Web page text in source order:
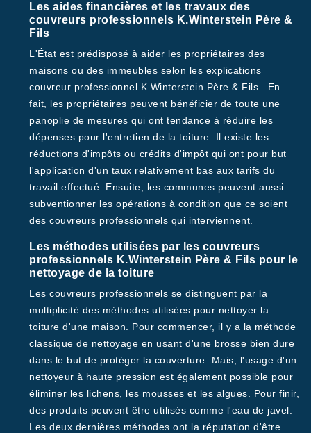
Les aides financières et les travaux des
couvreurs professionnels K.Winterstein Père &
Fils
L'État est prédisposé à aider les propriétaires des
maisons ou des immeubles selon les explications
couvreur professionnel K.Winterstein Père & Fils . En
fait, les propriétaires peuvent bénéficier de toute une
panoplie de mesures qui ont tendance à réduire les
dépenses pour l'entretien de la toiture. Il existe les
réductions d'impôts ou crédits d'impôt qui ont pour but
l'application d'un taux relativement bas aux tarifs du
travail effectué. Ensuite, les communes peuvent aussi
subventionner les opérations à condition que ce soient
des couvreurs professionnels qui interviennent.
Les méthodes utilisées par les couvreurs
professionnels K.Winterstein Père & Fils pour le
nettoyage de la toiture
Les couvreurs professionnels se distinguent par la
multiplicité des méthodes utilisées pour nettoyer la
toiture d'une maison. Pour commencer, il y a la méthode
classique de nettoyage en usant d'une brosse bien dure
dans le but de protéger la couverture. Mais, l'usage d'un
nettoyeur à haute pression est également possible pour
éliminer les lichens, les mousses et les algues. Pour finir,
des produits peuvent être utilisés comme l'eau de javel.
Les deux dernières méthodes ont la réputation d'être